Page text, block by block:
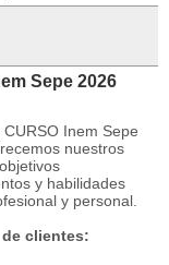
Sepe 2026
Inem Sepe
nuestros
y habilidades
y personal.
clientes: